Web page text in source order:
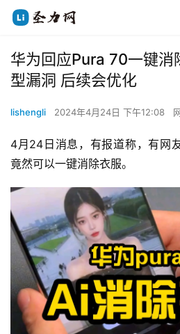
华为回应Pura 70一键消
型漏洞 后续会优化
lishengli 2024年4月24日 下午12:08
4月24日消息，有报道称，有网
竟然可以一键消除衣服。